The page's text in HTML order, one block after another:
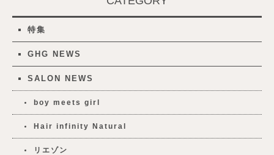
特集
GHG NEWS
SALON NEWS
boy meets girl
Hair infinity Natural
リエゾン